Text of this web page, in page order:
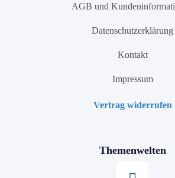
AGB und
Datenschutzerklärung
Kontakt
Impressum
Vertrag widerrufen
Themenwelten